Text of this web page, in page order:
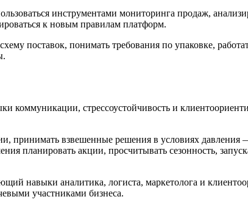
инструментами мониторинга продаж,
к новым правилам платформ.
поставок, понимать требования по упаковке,
стрессоустойчивость и
принимать взвешенные решения в условиях давления
планировать акции, просчитывать сезонность,
навыки аналитика, логиста, маркетолога и
участниками бизнеса.